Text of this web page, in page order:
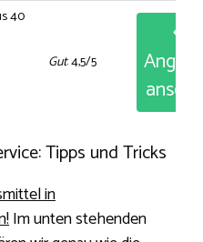
40
Gut: 4,5/5
Tipps und Tricks
in
Im unten stehenden